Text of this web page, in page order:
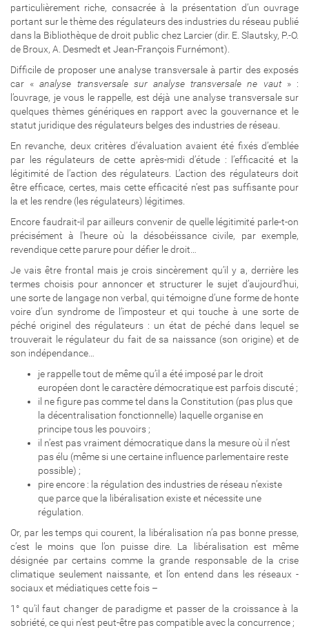
particulièrement riche, consacrée à la présentation d’un ouvrage
portant sur le thème des régulateurs des industries du réseau publié
dans la Bibliothèque de droit public chez Larcier (dir. E. Slautsky, P.-O.
de Broux, A. Desmedt et Jean-François Furnémont).
Difficile de proposer une analyse transversale à partir des exposés
car «analyse transversale sur analyse transversale ne vaut» :
l’ouvrage, je vous le rappelle, est déjà une analyse transversale sur
quelques thèmes génériques en rapport avec la gouvernance et le
statut juridique des régulateurs belges des industries de réseau.
En revanche, deux critères d’évaluation avaient été fixés d’emblée
par les régulateurs de cette après-midi d’étude : l’efficacité et la
légitimité de l’action des régulateurs. L’action des régulateurs doit
être efficace, certes, mais cette efficacité n’est pas suffisante pour
la et les rendre (les régulateurs) légitimes.
Encore faudrait-il par ailleurs convenir de quelle légitimité parle-t-on
précisément à l’heure où la désobéissance civile, par exemple,
revendique cette parure pour défier le droit…
Je vais être frontal mais je crois sincèrement qu’il y a, derrière les
termes choisis pour annoncer et structurer le sujet d’aujourd’hui,
une sorte de langage non verbal, qui témoigne d’une forme de honte
voire d’un syndrome de l’imposteur et qui touche à une sorte de
péché originel des régulateurs : un état de péché dans lequel se
trouverait le régulateur du fait de sa naissance (son origine) et de
son indépendance…
je rappelle tout de même qu’il a été imposé par le droit
européen dont le caractère démocratique est parfois discuté ;
il ne figure pas comme tel dans la Constitution (pas plus que
la décentralisation fonctionnelle) laquelle organise en
principe tous les pouvoirs ;
il n’est pas vraiment démocratique dans la mesure où il n’est
pas élu (même si une certaine influence parlementaire reste
possible) ;
pire encore : la régulation des industries de réseau n’existe
que parce que la libéralisation existe et nécessite une
régulation.
Or, par les temps qui courent, la libéralisation n’a pas bonne presse,
c’est le moins que l’on puisse dire. La libéralisation est même
désignée par certains comme la grande responsable de la crise
climatique seulement naissante, et l’on entend dans les réseaux -
sociaux et médiatiques cette fois –
1° qu’il faut changer de paradigme et passer de la croissance à la
sobriété, ce qui n’est peut-être pas compatible avec la concurrence ;